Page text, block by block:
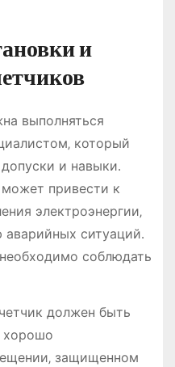
и
выполняться
который
и навыки․
привести к
электроэнергии‚
ситуаций․
соблюдать
должен быть
хорошо
защищенном